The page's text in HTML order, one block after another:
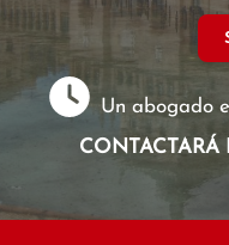
Un abogado
CONTACTARÁ